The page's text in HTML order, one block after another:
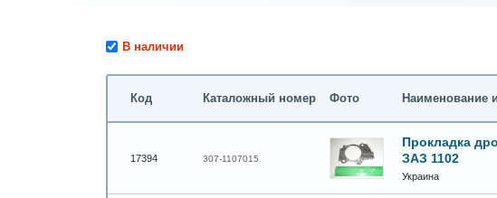
В наличии
Код Каталожный номер Фото Наименование
17394 307-1107015
Прокладка
ЗАЗ 1102
Украина